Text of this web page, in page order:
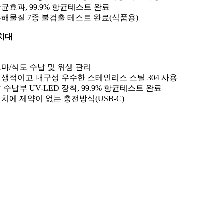
균효과, 99.9% 항균테스트 완료
해물질 7종 불검출 테스트 완료(식품용)
대
마/식도 수납 및 위생 관리
생적이고 내구성 우수한 스테인리스 스틸 304 사용
수납부 UV-LED 장착, 99.9% 항균테스트 완료
치에 제약이 없는 충전방식(USB-C)